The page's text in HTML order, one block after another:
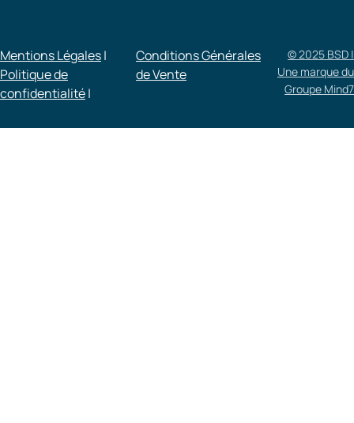
Mentions Légales|
Politique de
confidentialité|
Conditions Générales
de Vente​
© 2025 BSD |
Une marque du
Groupe Mind7